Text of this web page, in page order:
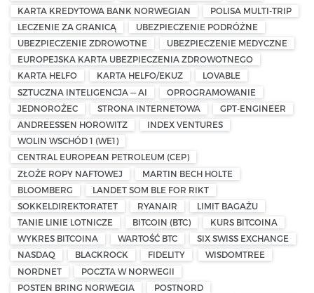
KARTA KREDYTOWA BANK NORWEGIAN
POLISA MULTI-TRIP
LECZENIE ZA GRANICĄ
UBEZPIECZENIE PODRÓŻNE
UBEZPIECZENIE ZDROWOTNE
UBEZPIECZENIE MEDYCZNE
EUROPEJSKA KARTA UBEZPIECZENIA ZDROWOTNEGO
KARTA HELFO
KARTA HELFO/EKUZ
LOVABLE
SZTUCZNA INTELIGENCJA — AI
OPROGRAMOWANIE
JEDNOROŻEC
STRONA INTERNETOWA
GPT-ENGINEER
ANDREESSEN HOROWITZ
INDEX VENTURES
WOLIN WSCHÓD 1 (WE1)
CENTRAL EUROPEAN PETROLEUM (CEP)
ZŁOŻE ROPY NAFTOWEJ
MARTIN BECH HOLTE
BLOOMBERG
LANDET SOM BLE FOR RIKT
SOKKELDIREKTORATET
RYANAIR
LIMIT BAGAŻU
TANIE LINIE LOTNICZE
BITCOIN (BTC)
KURS BITCOINA
WYKRES BITCOINA
WARTOŚĆ BTC
SIX SWISS EXCHANGE
NASDAQ
BLACKROCK FIDELITY
WISDOMTREE
NORDNET
POCZTA W NORWEGII
POSTEN BRING NORWEGIA
POSTNORD